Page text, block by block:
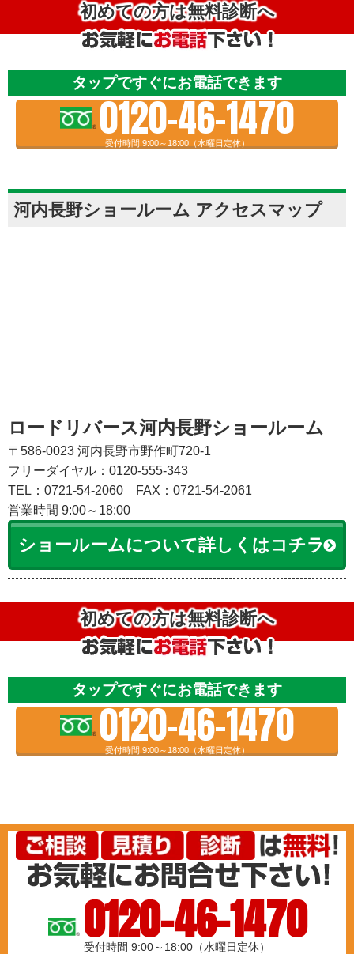
初めての方は無料診断へ
タップですぐにお電話できます
0120-46-1470
受付時間 9:00～18:00（水曜日定休）
河内長野ショールーム アクセスマップ
ロードリバース河内長野ショールーム
〒586-0023 河内長野市野作町720-1
フリーダイヤル：0120-555-343
TEL：0721-54-2060
FAX：0721-54-2061
営業時間 9:00～18:00
ショールームについて詳しくはコチラ
初めての方は無料診断へ
タップですぐにお電話できます
0120-46-1470
受付時間 9:00～18:00（水曜日定休）
0120-46-1470
受付時間 9:00～18:00（水曜日定休）